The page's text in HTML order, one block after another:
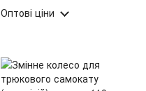
(ARSH)
Оптові ціни